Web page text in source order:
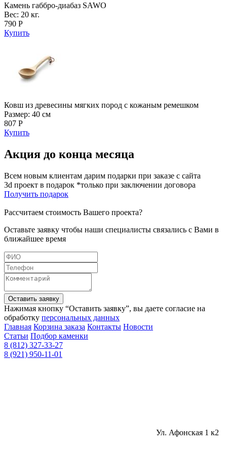
Камень габбро-диабаз SAWO
Вес: 20 кг.
790 Р
Купить
Ковш из древесины мягких пород с кожаным ремешком
Размер: 40 см
807 Р
Купить
Акция до конца месяца
Всем новым клиентам дарим подарки при заказе с сайта
3d проект в подарок *только при заключении договора
Получить подарок
Рассчитаем стоимость Вашего проекта?
Оставьте заявку чтобы наши специалисты связались с Вами в
ближайшее время
Оставить заявку
Нажимая кнопку “Оставить заявку”, вы даете согласие на
обработку персональных данных
Главная Корзина заказа Контакты Новости
Статьи Подбор каменки
8 (812) 327-33-27
8 (921) 950-11-01
Ул. Афонская 1 к2